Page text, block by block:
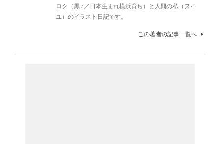
ロク（黒♂／日本生まれ横浜育ち）と人間の私（ヌイ
ユ）のイラスト日記です。
この著者の記事一覧へ